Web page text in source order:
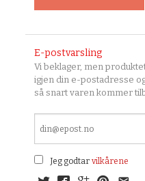
E-postvarsling
Vi beklager, men
igjen din e-postadresse
så snart varen kommer
Jeg godtar vilkårene